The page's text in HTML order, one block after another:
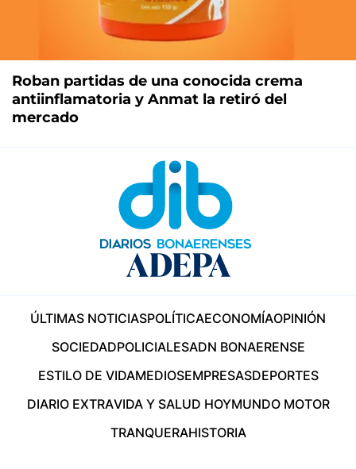
Roban partidas de una conocida crema
antiinflamatoria y Anmat la retiró del
mercado
ÚLTIMAS NOTICIASPOLÍTICAECONOMÍAOPINIÓN
SOCIEDADPOLICIALESADN BONAERENSE
ESTILO DE VIDAMEDIOSEMPRESASDEPORTES
DIARIO EXTRAVIDA Y SALUD HOYMUNDO MOTOR
TRANQUERAHISTORIA